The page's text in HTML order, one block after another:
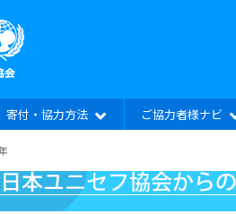
寄付・協力方法 ご協力者様ナビ